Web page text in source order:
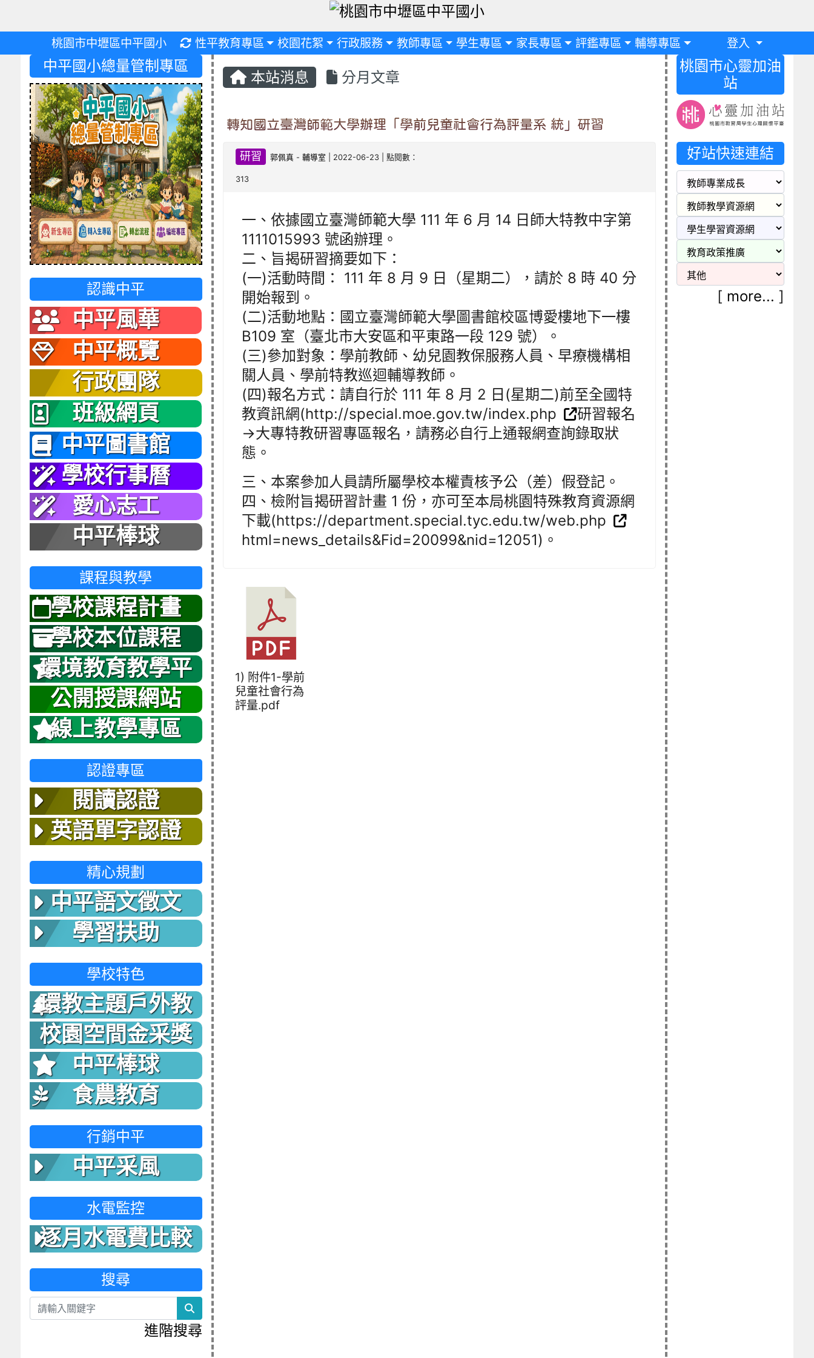
桃園市中壢區中平國小 重新取得佈景設定
性平教育專區 校園花絮 行政服務 教師專區 學生專區 家長專區 評鑑專區 輔導專區 登入
本站消息 分月文章
轉知國立臺灣師範大學辦理「學前兒童社會行為評量系 統」研習
研習 郭佩真 -輔導室 | 2022-06-23 | 點閱數：
313
一、依據國立臺灣師範大學 111 年 6 月 14 日師大特教中字第
1111015993 號函辦理。
二、旨揭研習摘要如下：
(一)活動時間： 111 年 8 月 9 日（星期二），請於 8 時 40 分
開始報到。
(二)活動地點：國立臺灣師範大學圖書館校區博愛樓地下一樓
B109 室（臺北市大安區和平東路一段 129 號）。
(三)參加對象：學前教師、幼兒園教保服務人員、早療機構相
關人員、學前特教巡迴輔導教師。
(四)報名方式：請自行於 111 年 8 月 2 日(星期二)前至全國特
教資訊網(http://special.moe.gov.tw/index.php
研習報名
→大專特教研習專區報名，請務必自行上通報網查詢錄取狀
態。
三、本案參加人員請所屬學校本權責核予公（差）假登記。
四、檢附旨揭研習計畫 1 份，亦可至本局桃園特殊教育資源網
下載(https://department.special.tyc.edu.tw/web.php
html=news_details&Fid=20099&nid=12051)。
1) 附件1-學前
兒童社會行為
評量.pdf
中平國小總量管制專區
認識中平
中平風華
中平概覽
行政團隊
班級網頁
中平圖書館
學校行事曆
愛心志工
中平棒球
課程與教學
學校課程計畫
學校本位課程
環境教育教學平
台
公開授課網站
線上教學專區
認證專區
閱讀認證
英語單字認證
精心規劃
中平語文徵文
學習扶助
學校特色
環教主題戶外教
室
校園空間金采獎
中平棒球
食農教育
行銷中平
中平采風
水電監控
逐月水電費比較
表
搜尋
search
進階搜尋
桃園市心靈加油
站
好站快速連結
[ more... ]